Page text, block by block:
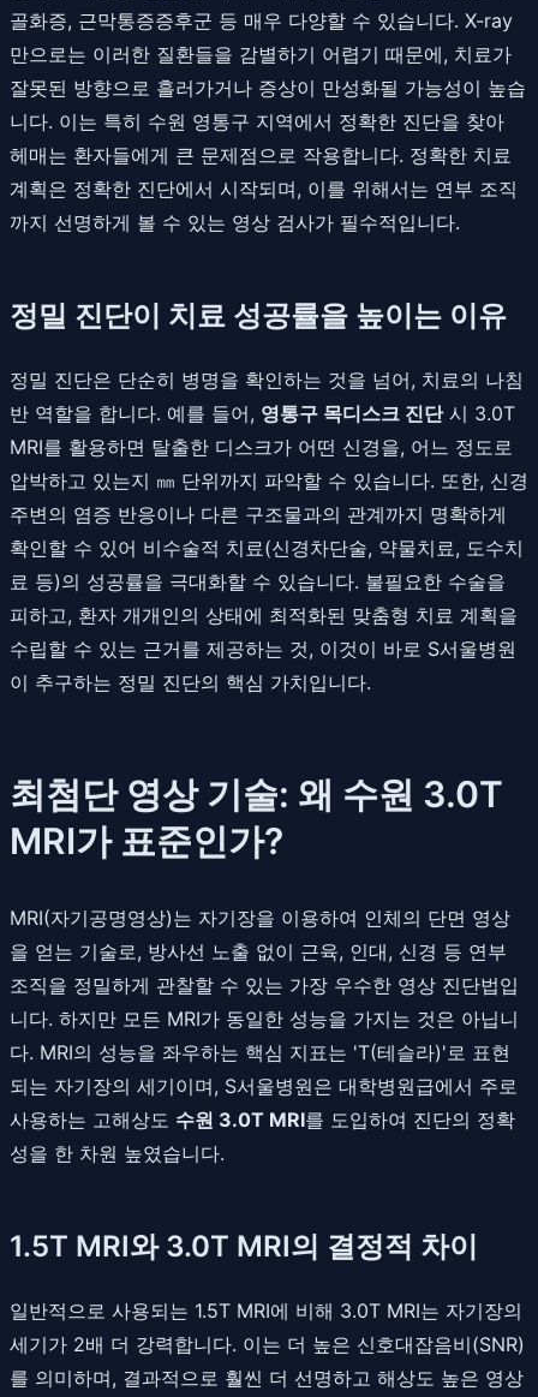
골화증, 근막통증증후군 등 매우 다양할 수 있습니다. X-ray
만으로는 이러한 질환들을 감별하기 어렵기 때문에, 치료가
잘못된 방향으로 흘러가거나 증상이 만성화될 가능성이 높습
니다. 이는 특히 수원 영통구 지역에서 정확한 진단을 찾아
헤매는 환자들에게 큰 문제점으로 작용합니다. 정확한 치료
계획은 정확한 진단에서 시작되며, 이를 위해서는 연부 조직
까지 선명하게 볼 수 있는 영상 검사가 필수적입니다.
정밀 진단이 치료 성공률을 높이는 이유
정밀 진단은 단순히 병명을 확인하는 것을 넘어, 치료의 나침
반 역할을 합니다. 예를 들어, 영통구 목디스크 진단시 3.0T
MRI를 활용하면 탈출한 디스크가 어떤 신경을, 어느 정도로
압박하고 있는지 ㎜ 단위까지 파악할 수 있습니다. 또한, 신경
주변의 염증 반응이나 다른 구조물과의 관계까지 명확하게
확인할 수 있어 비수술적 치료(신경차단술, 약물치료, 도수치
료 등)의 성공률을 극대화할 수 있습니다. 불필요한 수술을
피하고, 환자 개개인의 상태에 최적화된 맞춤형 치료 계획을
수립할 수 있는 근거를 제공하는 것, 이것이 바로 S서울병원
이 추구하는 정밀 진단의 핵심 가치입니다.
최첨단 영상 기술: 왜 수원 3.0T
MRI가 표준인가?
MRI(자기공명영상)는 자기장을 이용하여 인체의 단면 영상
을 얻는 기술로, 방사선 노출 없이 근육, 인대, 신경 등 연부
조직을 정밀하게 관찰할 수 있는 가장 우수한 영상 진단법입
니다. 하지만 모든 MRI가 동일한 성능을 가지는 것은 아닙니
다. MRI의 성능을 좌우하는 핵심 지표는 'T(테슬라)'로 표현
되는 자기장의 세기이며, S서울병원은 대학병원급에서 주로
사용하는 고해상도 수원 3.0T MRI를 도입하여 진단의 정확
성을 한 차원 높였습니다.
1.5T MRI와 3.0T MRI의 결정적 차이
일반적으로 사용되는 1.5T MRI에 비해 3.0T MRI는 자기장의
세기가 2배 더 강력합니다. 이는 더 높은 신호대잡음비(SNR)
를 의미하며, 결과적으로 훨씬 더 선명하고 해상도 높은 영상